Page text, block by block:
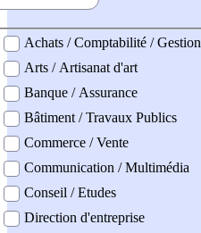
professionel
Achats / Comptabilité / Gestion
Arts / Artisanat d'art
Banque / Assurance
Bâtiment / Travaux Publics
Commerce / Vente
Communication / Multimédia
Conseil / Etudes
Direction d'entreprise